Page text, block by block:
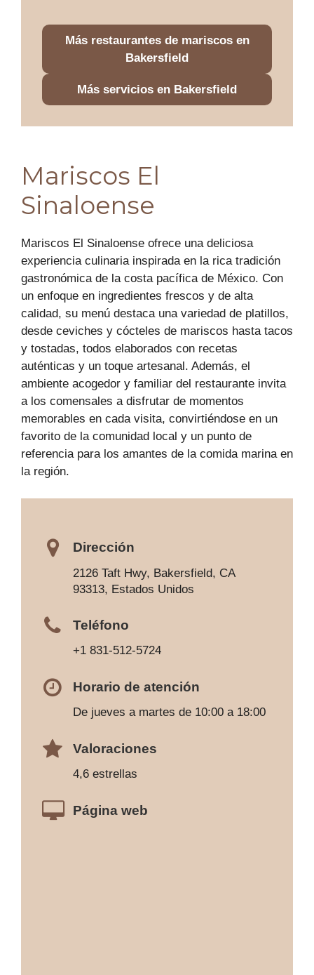
Más restaurantes de mariscos en
Bakersfield
Más servicios en Bakersfield
Mariscos El
Sinaloense
Mariscos El Sinaloense ofrece una deliciosa
experiencia culinaria inspirada en la rica tradición
gastronómica de la costa pacífica de México. Con
un enfoque en ingredientes frescos y de alta
calidad, su menú destaca una variedad de platillos,
desde ceviches y cócteles de mariscos hasta tacos
y tostadas, todos elaborados con recetas
auténticas y un toque artesanal. Además, el
ambiente acogedor y familiar del restaurante invita
a los comensales a disfrutar de momentos
memorables en cada visita, convirtiéndose en un
favorito de la comunidad local y un punto de
referencia para los amantes de la comida marina en
la región.
Dirección
2126 Taft Hwy, Bakersfield, CA
93313, Estados Unidos
Teléfono
+1 831-512-5724
Horario de atención
De jueves a martes de 10:00 a 18:00
Valoraciones
4,6 estrellas
Página web